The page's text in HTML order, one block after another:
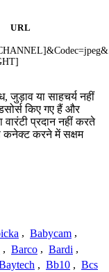
URL
जुड़ाव या साहचर्य नहीं
किए गए हैं और
प्रदान नहीं करते
करने में सक्षम
, Babycam ,
, Barco , Bardi ,
, Bb10 , Bcs